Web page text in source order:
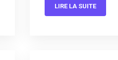
LIRE LA SUITE